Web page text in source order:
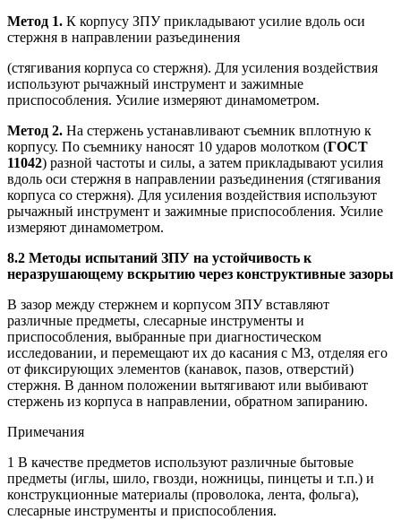
Метод 1. К корпусу ЗПУ прикладывают усилие вдоль оси
стержня в направлении разъединения
(стягивания корпуса со стержня). Для усиления воздействия
используют рычажный инструмент и зажимные
приспособления. Усилие измеряют динамометром.
Метод 2. На стержень устанавливают съемник вплотную к
корпусу. По съемнику наносят 10 ударов молотком (ГОСТ
11042) разной частоты и силы, а затем прикладывают усилия
вдоль оси стержня в направлении разъединения (стягивания
корпуса со стержня). Для усиления воздействия используют
рычажный инструмент и зажимные приспособления. Усилие
измеряют динамометром.
8.2 Методы испытаний ЗПУ на устойчивость к
неразрушающему вскрытию через конструктивные зазоры
В зазор между стержнем и корпусом ЗПУ вставляют
различные предметы, слесарные инструменты и
приспособления, выбранные при диагностическом
исследовании, и перемещают их до касания с МЗ, отделяя его
от фиксирующих элементов (канавок, пазов, отверстий)
стержня. В данном положении вытягивают или выбивают
стержень из корпуса в направлении, обратном запиранию.
Примечания
1 В качестве предметов используют различные бытовые
предметы (иглы, шило, гвозди, ножницы, пинцеты и т.п.) и
конструкционные материалы (проволока, лента, фольга),
слесарные инструменты и приспособления.